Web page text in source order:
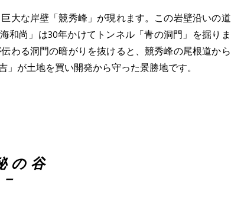
大な岸壁「競秀峰」が現れます。この岩壁沿いの道
和尚」は30年かけてトンネル「青の洞門」を掘りま
わる洞門の暗がりを抜けると、競秀峰の尾根道から
が土地を買い開発から守った景勝地です。
の谷